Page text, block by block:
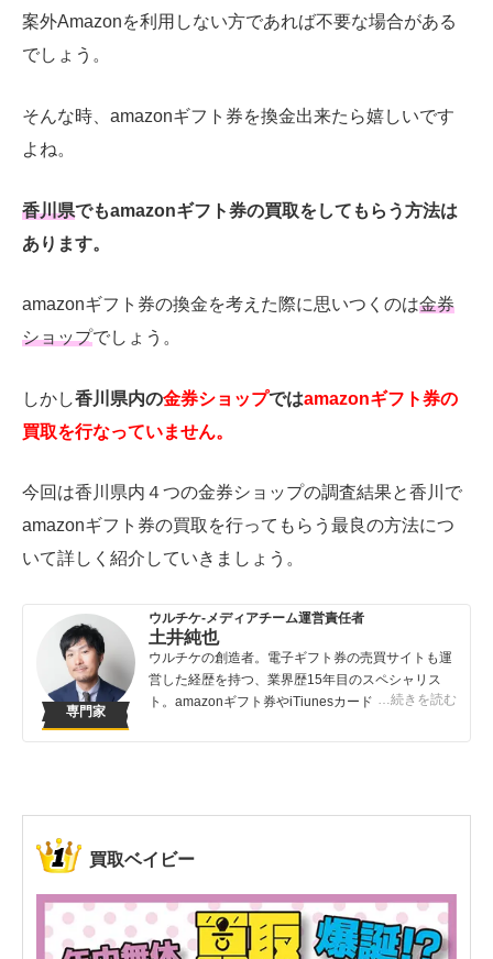
案外Amazonを利用しない方であれば不要な場合がある
でしょう。
そんな時、amazonギフト券を換金出来たら嬉しいです
よね。
香川県でもamazonギフト券の買取をしてもらう方法は
あります。
amazonギフト券の換金を考えた際に思いつくのは金券
ショップでしょう。
しかし香川県内の金券ショップではamazonギフト券の
買取を行なっていません。
今回は香川県内４つの金券ショップの調査結果と香川で
amazonギフト券の買取を行ってもらう最良の方法につ
いて詳しく紹介していきましょう。
専門家
ウルチケ-メディアチーム運営責任者
土井純也
…続きを読む
ウルチケの創造者。電子ギフト券の売買サイトも運
営した経歴を持つ、業界歴15年目のスペシャリス
ト。amazonギフト券やiTiunesカードの売買は知っ
まうこんなバカバカしいことは避けてほしい！
買取ベイビー